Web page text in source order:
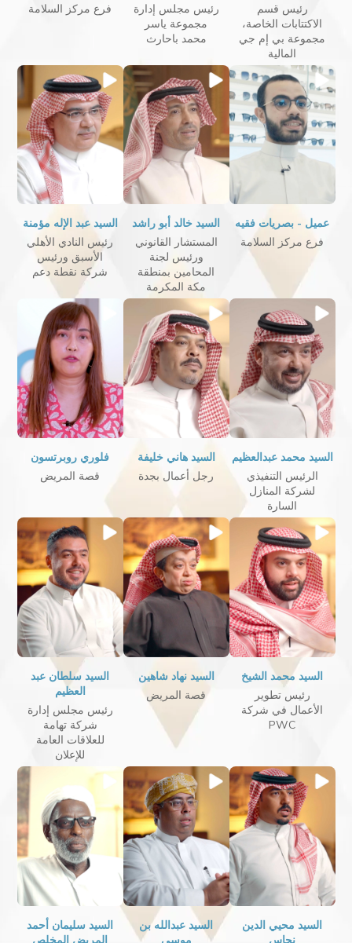
رئيس قسم
الاكتتابات الخاصة،
مجموعة بي إم جي
المالية
رئيس مجلس إدارة
مجموعة ياسر
محمد باحارث
فرع مركز السلامة
عميل - بصريات فقيه
فرع مركز السلامة
السيد خالد أبو راشد
المستشار القانوني
ورئيس لجنة
المحامين بمنطقة
مكة المكرمة
السيد عبد الإله مؤمنة
رئيس النادي الأهلي
الأسبق ورئيس
شركة نقطة دعم
السيد محمد عبدالعظيم
الرئيس التنفيذي
لشركة المنازل
السارة
السيد هاني خليفة
رجل أعمال بجدة
فلوري روبرتسون
قصة المريض
السيد محمد الشيخ
رئيس تطوير
الأعمال في شركة
PWC
السيد نهاد شاهين
قصة المريض
السيد سلطان عبد
العظيم
رئيس مجلس إدارة
شركة تهامة
للعلاقات العامة
للإعلان
السيد محيي الدين
نحاس
السيد عبدالله بن
موسى
السيد سليمان أحمد
المريض المخلص